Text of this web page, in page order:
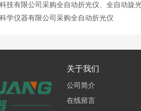
技有限公司采购全自动折光仪、全自动旋
学仪器有限公司采购全自动折光仪
关于我们
公司简介
在线留言